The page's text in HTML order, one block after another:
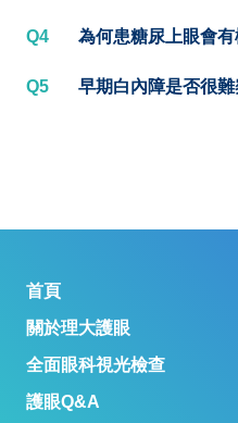
Q4 為何患糖尿上眼會有
Q5 早期白內障是否很難
首頁
關於理大護眼
全面眼科視光檢查
護眼Q&A